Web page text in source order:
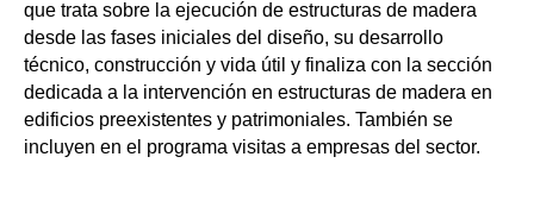
que trata sobre la ejecución de estructuras de madera
desde las fases iniciales del diseño, su desarrollo
técnico, construcción y vida útil y finaliza con la sección
dedicada a la intervención en estructuras de madera en
edificios preexistentes y patrimoniales. También se
incluyen en el programa visitas a empresas del sector.